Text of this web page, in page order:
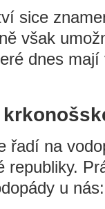
sice
však
dnes
řadí na
republiky.
u nás: